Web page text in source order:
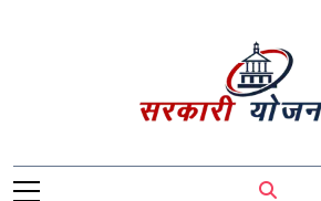
Sarkari
सरकारी योजनाएं |